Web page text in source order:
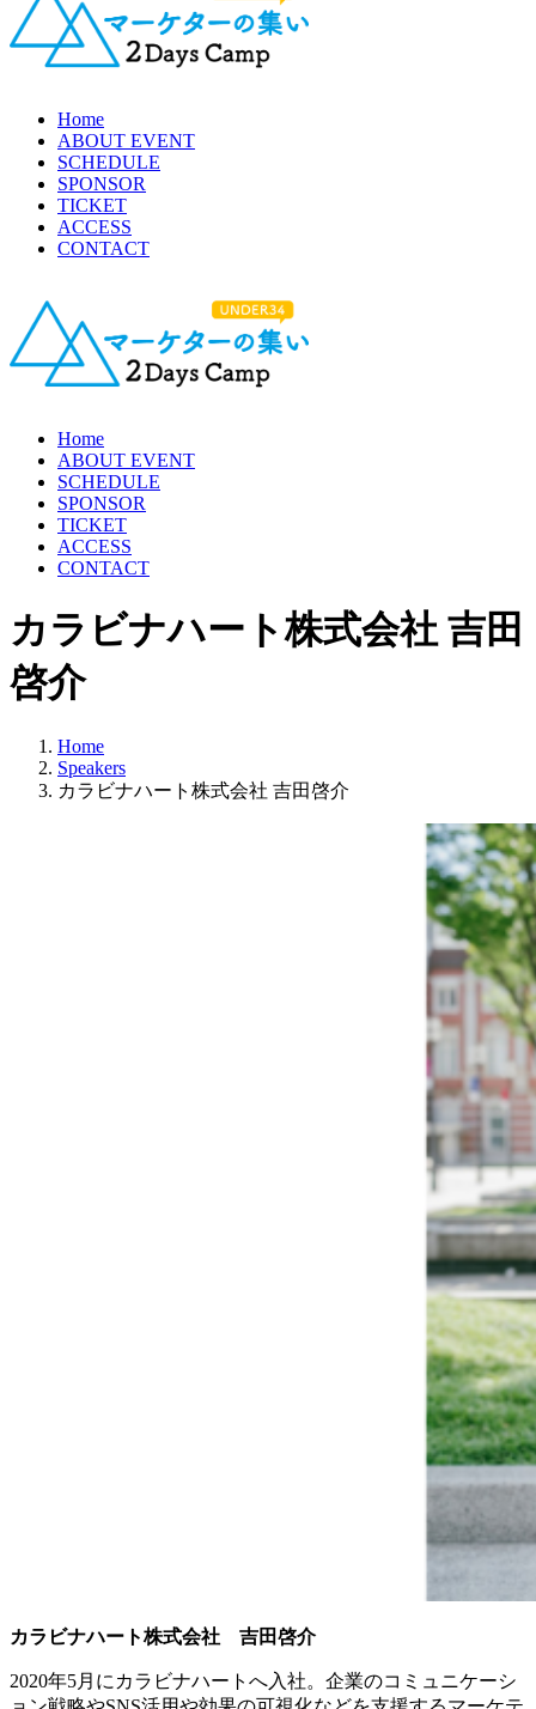
Home
ABOUT EVENT
SCHEDULE
SPONSOR
TICKET
ACCESS
CONTACT
Home
ABOUT EVENT
SCHEDULE
SPONSOR
TICKET
ACCESS
CONTACT
カラビナハート株式会社 吉田
啓介
Home
Speakers
カラビナハート株式会社 吉田啓介
カラビナハート株式会社 吉田啓介
2020年5月にカラビナハートへ入社。企業のコミュニケーシ